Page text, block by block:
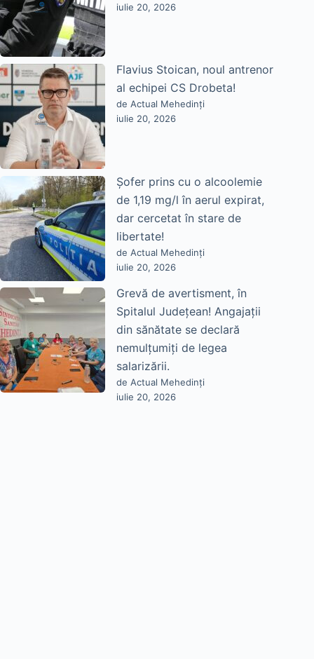
iulie 20, 2026
Flavius Stoican, noul antrenor
al echipei CS Drobeta!
de Actual Mehedinți
iulie 20, 2026
Șofer prins cu o alcoolemie
de 1,19 mg/l în aerul expirat,
dar cercetat în stare de
libertate!
de Actual Mehedinți
iulie 20, 2026
Grevă de avertisment, în
Spitalul Județean! Angajații
din sănătate se declară
nemulțumiți de legea
salarizării.
de Actual Mehedinți
iulie 20, 2026